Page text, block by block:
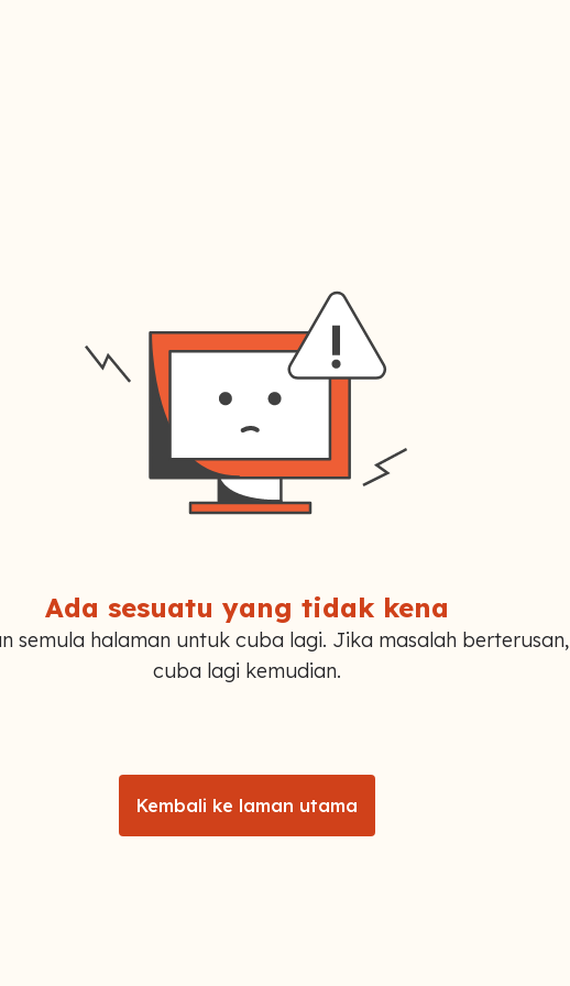
Ada sesuatu yang tidak kena
semula halaman untuk cuba lagi. Jika masalah berterusan,
cuba lagi kemudian.
Kembali ke laman utama